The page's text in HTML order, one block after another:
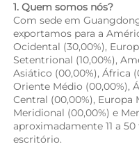
1. Quem somos nós?
Com sede em
exportamos para a
Ocidental (30,00%),
Setentrional (10,00%),
Asiático (00,00%), África
Oriente Médio (00,00%),
Central (00,00%), Europa
Meridional (00,00%) e
aproximadamente 11 a
escritório.